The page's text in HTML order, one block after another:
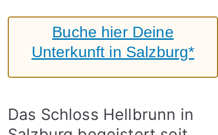
Buche hier Deine
Unterkunft in Salzburg*
Das Schloss Hellbrunn in